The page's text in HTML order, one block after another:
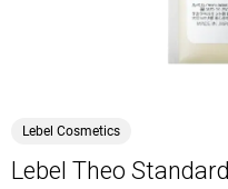
Lebel Cosmetics
Lebel Theo